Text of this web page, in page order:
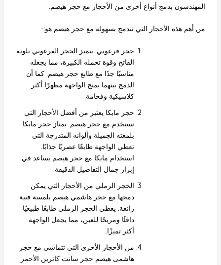
المهندسون بدمج أنواع أخرى من الأحجار مع حجر هيصم.
من أهم هذه الأحجار التي تندمج بسهولة مع حجر هيصم هو:-
حجر فرعوني. يتميز الحجر الفرعوني بلونه
الفاتح وقوة تحمله الكبيرة، مما يجعله
مناسبًا جدًا مع طابع حجر هيصم. كما أن
الدمج بينهما يمنح الواجهة مظهرًا أكثر
كلاسيكية وفخامة.
حجر مايكا يعتبر من أفضل الأحجار التي
تستخدم مع حجر هيصم. يمتاز حجر مايكا
بلمعته الجميلة وألوانه المتدرجة التي
تعطي الواجهة طابعًا عصريًا جذابًا.
استخدام مايكا مع حجر هيصم يساعد في
إبراز جمال التفاصيل الدقيقة.
الحجر الرملي من الأحجار التي يمكن
دمجها مع حجر هاشمي هيصم بلمسة فنية
رائعة. يعطي الحجر الرملي طابعًا طبيعيًا
دافئًا ومريحًا للعين، مما يجعل الواجهة
أكثر تميزًا.
من الأحجار الأخرى التي تتماشى مع حجر
هاشمى هيصم حجر سانت كاترين الأحمر.